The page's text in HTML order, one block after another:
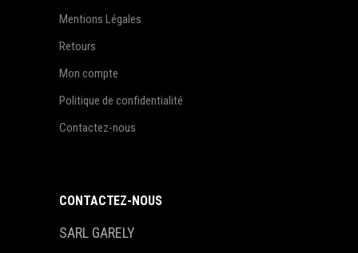
Mentions Légales
Retours
Mon compte
Politique de confidentialité
Contactez-nous
CONTACTEZ-NOUS
SARL GARELY